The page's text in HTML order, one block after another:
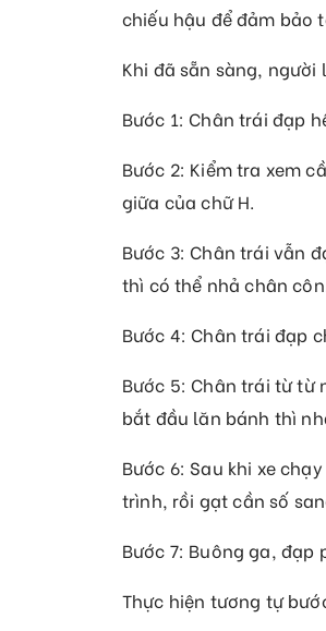
chiếu hậu để đảm bảo
Khi đã sẵn sàng,
Bước 1: Chân trái đạp
Bước 2: Kiểm tra xem
giữa của chữ H.
Bước 3: Chân trái vẫn
thì có thể nhả chân
Bước 4: Chân trái đạp
Bước 5: Chân trái từ từ
bắt đầu lăn bánh thì
Bước 6: Sau khi xe
trình, rồi gạt cần số
Bước 7: Buông ga,
Thực hiện tương tự